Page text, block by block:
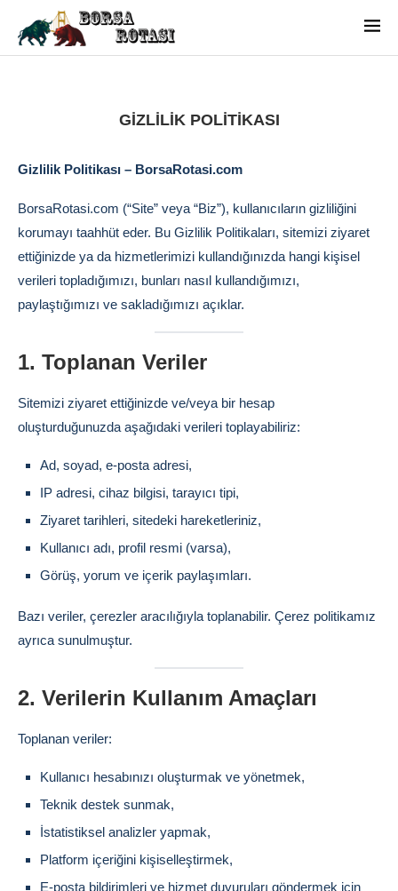
GIZLILIK POLITIKASI
Gizlilik Politikası – BorsaRotasi.com
BorsaRotasi.com (“Site” veya “Biz”), kullanıcıların gizliliğini
korumayı taahhüt eder. Bu Gizlilik Politikaları, sitemizi ziyaret
ettiğinizde ya da hizmetlerimizi kullandığınızda hangi kişisel
verileri topladığımızı, bunları nasıl kullandığımızı,
paylaştığımızı ve sakladığımızı açıklar.
1. Toplanan Veriler
Sitemizi ziyaret ettiğinizde ve/veya bir hesap
oluşturduğunuzda aşağıdaki verileri toplayabiliriz:
Ad, soyad, e-posta adresi,
IP adresi, cihaz bilgisi, tarayıcı tipi,
Ziyaret tarihleri, sitedeki hareketleriniz,
Kullanıcı adı, profil resmi (varsa),
Görüş, yorum ve içerik paylaşımları.
Bazı veriler, çerezler aracılığıyla toplanabilir. Çerez politikamız
ayrıca sunulmuştur.
2. Verilerin Kullanım Amaçları
Toplanan veriler:
Kullanıcı hesabınızı oluşturmak ve yönetmek,
Teknik destek sunmak,
İstatistiksel analizler yapmak,
Platform içeriğini kişiselleştirmek,
E-posta bildirimleri ve hizmet duyuruları göndermek için